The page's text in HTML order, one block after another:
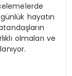
hayatın
olmaları ve